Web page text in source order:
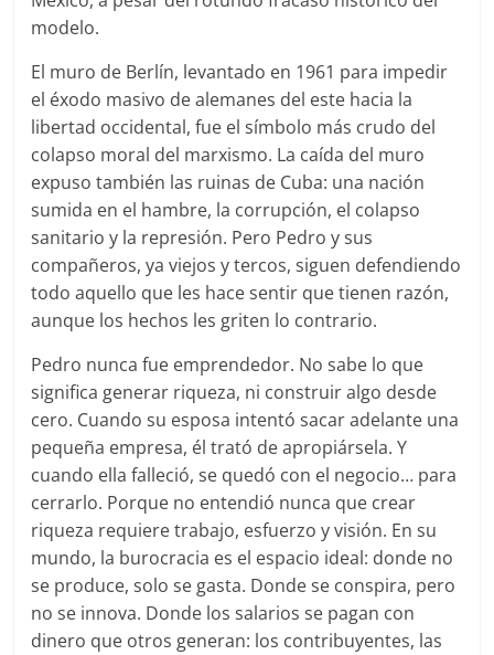
modelo.
El muro de Berlín, levantado en 1961 para impedir
el éxodo masivo de alemanes del este hacia la
libertad occidental, fue el símbolo más crudo del
colapso moral del marxismo. La caída del muro
expuso también las ruinas de Cuba: una nación
sumida en el hambre, la corrupción, el colapso
sanitario y la represión. Pero Pedro y sus
compañeros, ya viejos y tercos, siguen defendiendo
todo aquello que les hace sentir que tienen razón,
aunque los hechos les griten lo contrario.
Pedro nunca fue emprendedor. No sabe lo que
significa generar riqueza, ni construir algo desde
cero. Cuando su esposa intentó sacar adelante una
pequeña empresa, él trató de apropiársela. Y
cuando ella falleció, se quedó con el negocio… para
cerrarlo. Porque no entendió nunca que crear
riqueza requiere trabajo, esfuerzo y visión. En su
mundo, la burocracia es el espacio ideal: donde no
se produce, solo se gasta. Donde se conspira, pero
no se innova. Donde los salarios se pagan con
dinero que otros generan: los contribuyentes, las